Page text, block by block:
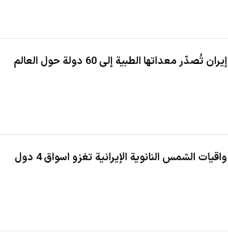
إيران تُصدّر معداتها الطبية إلى 60 دولة حول العالم
واقيات الشمس النانوية الإيرانية تغزو اسواق 4 دول